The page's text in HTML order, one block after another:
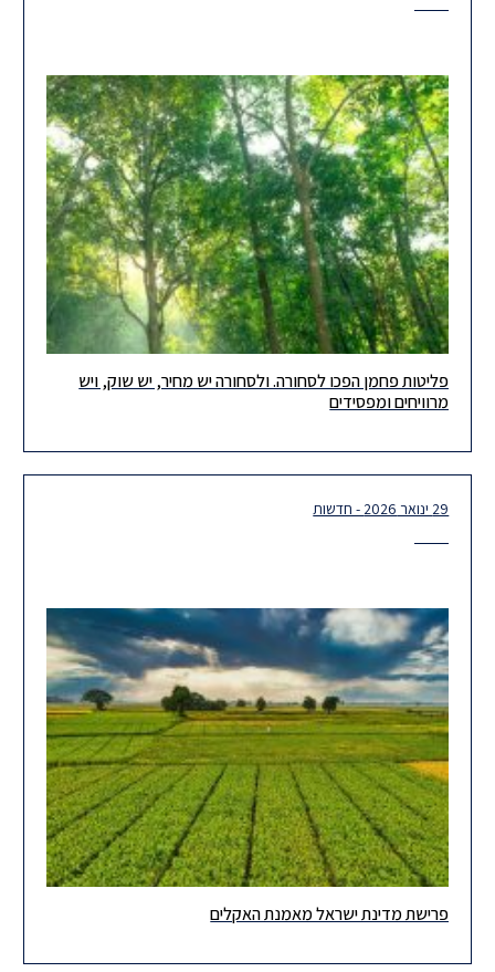
מה שהיה פעם “שקף ירוק” במצגת ESG הופך במהירות לתשתית
פליטות פחמן הפכו לסחורה. ולסחורה יש מחיר, יש שוק, ויש
מרוויחים ומפסידים
29 ינואר 2026 - חדשות
הדיון הציבורי והמדיני סביב האפשרות שישראל תפרוש מאמנת האקלים
פרישת מדינת ישראל מאמנת האקלים